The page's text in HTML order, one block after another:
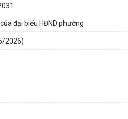
đại biểu HĐND phường
2026)